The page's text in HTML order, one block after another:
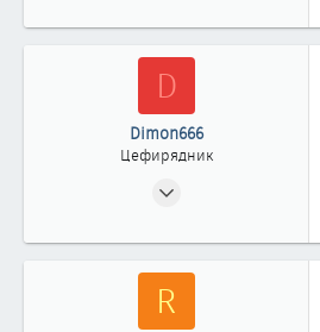
D
Dimon666
Цефирядник
0
R